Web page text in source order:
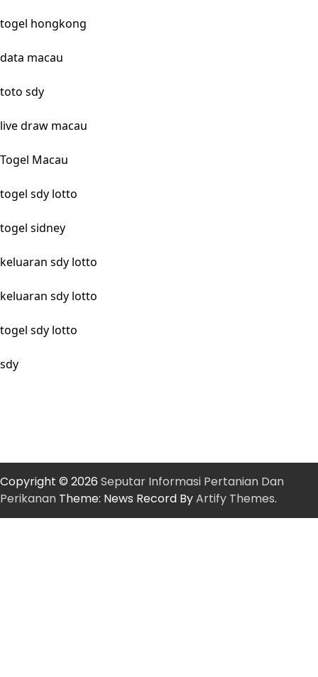
togel hongkong
data macau
toto sdy
live draw macau
Togel Macau
togel sdy lotto
togel sidney
keluaran sdy lotto
keluaran sdy lotto
togel sdy lotto
sdy
Copyright © 2026 Seputar Informasi Pertanian Dan
Perikanan Theme: News Record ByArtify Themes.